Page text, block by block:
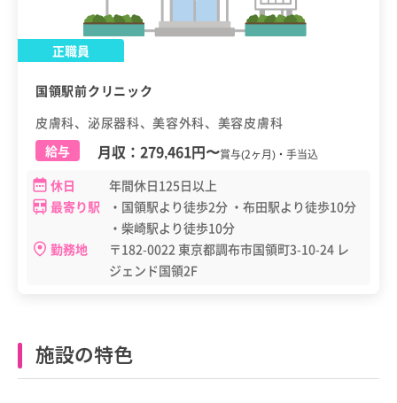
正職員
国領駅前クリニック
皮膚科、泌尿器科、美容外科、美容皮膚科
給与
月収： 279,461円〜賞与(2ヶ月)・手当込
休日
年間休日125日以上
最寄り駅
・国領駅より徒歩2分 ・布田駅より徒歩10分
・柴崎駅より徒歩10分
勤務地
〒182-0022 東京都調布市国領町3-10-24 レ
ジェンド国領2F
施設の特色